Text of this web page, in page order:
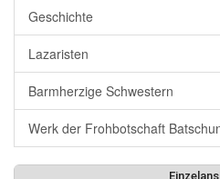
Geschichte
Lazaristen
Barmherzige Schwestern
Werk der Frohbotschaft